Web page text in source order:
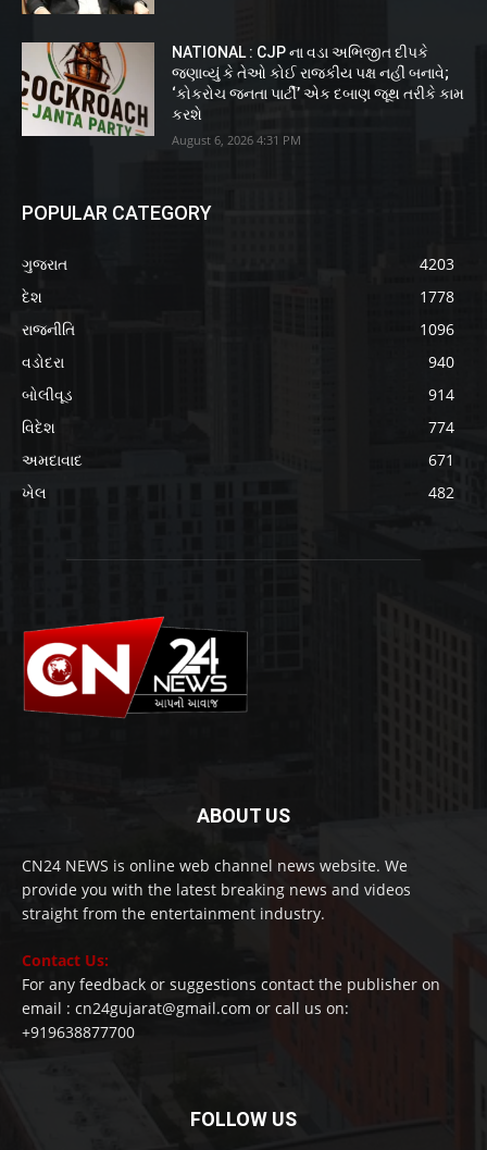
NATIONAL : CJP ના વડા અભિજીત દીપકે
જણાવ્યું કે તેઓ કોઈ રાજકીય પક્ષ નહીં બનાવે;
‘કોકરોચ જનતા પાર્ટી’ એક દબાણ જૂથ તરીકે કામ
કરશે
August 6, 2026 4:31 PM
POPULAR CATEGORY
ગુજરાત
4203
દેશ
1778
રાજનીતિ
1096
વડોદરા
940
બોલીવૂડ
914
વિદેશ
774
અમદાવાદ
671
ખેલ
482
ABOUT US
CN24 NEWS is online web channel news website. We
provide you with the latest breaking news and videos
straight from the entertainment industry.
Contact Us:
For any feedback or suggestions contact the publisher on
email : cn24gujarat@gmail.com or call us on:
+919638877700
FOLLOW US